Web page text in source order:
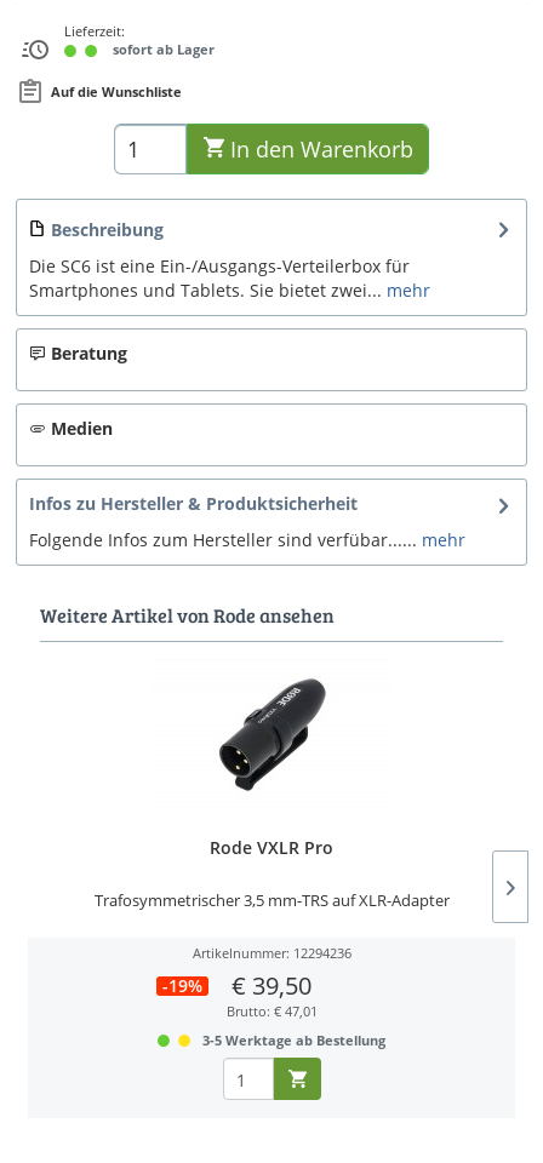
Lieferzeit:
sofort ab Lager
Auf die Wunschliste
In den Warenkorb
Beschreibung
Die SC6 ist eine Ein-/Ausgangs-Verteilerbox für
Smartphones und Tablets. Sie bietet zwei... mehr
Beratung
Medien
Infos zu Hersteller & Produktsicherheit
Folgende Infos zum Hersteller sind verfübar...... mehr
Weitere Artikel von Rode ansehen
Rode VXLR Pro
Trafosymmetrischer 3,5 mm-TRS auf XLR-Adapter
Artikelnummer: 12294236
-19% € 39,50
Brutto: € 47,01
3-5 Werktage ab Bestellung